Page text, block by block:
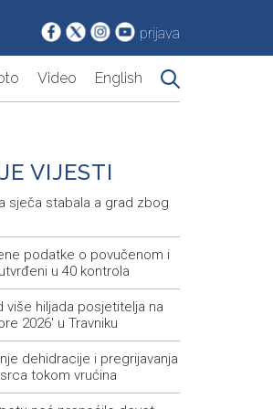
prijava
Video English
VIJESTI
sječa stabala a grad zbog
podatke o povučenom i
u 40 kontrola
više hiljada posjetitelja na
2026' u Travniku
dehidracije i pregrijavanja
tokom vrućina